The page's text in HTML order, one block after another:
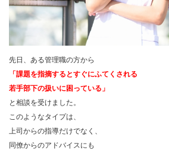
先日、ある管理職の方から
「課題を指摘するとすぐにふてくされる
若手部下の扱いに困っている」
と相談を受けました。
このようなタイプは、
上司からの指導だけでなく、
同僚からのアドバイスにも